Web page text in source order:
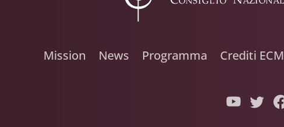
Mission News Programma Crediti ECM